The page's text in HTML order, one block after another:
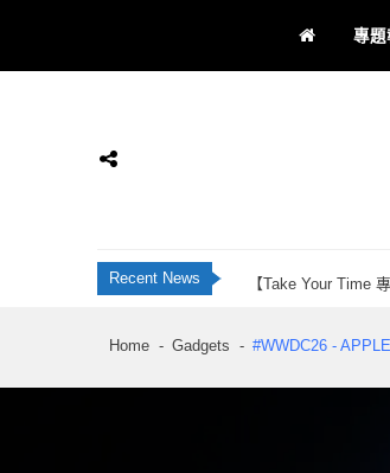
專
男士通信
男士專屬
Recent News
JBL Live 全新智慧
香港科研28年品牌
Momax 屯門市廣
刺客教條：黑旗同
香港科研28年品牌
Momax 屯門市廣場
【Take Your Time
刺客教條：黑旗同
Home Gadgets #WWDC26 -